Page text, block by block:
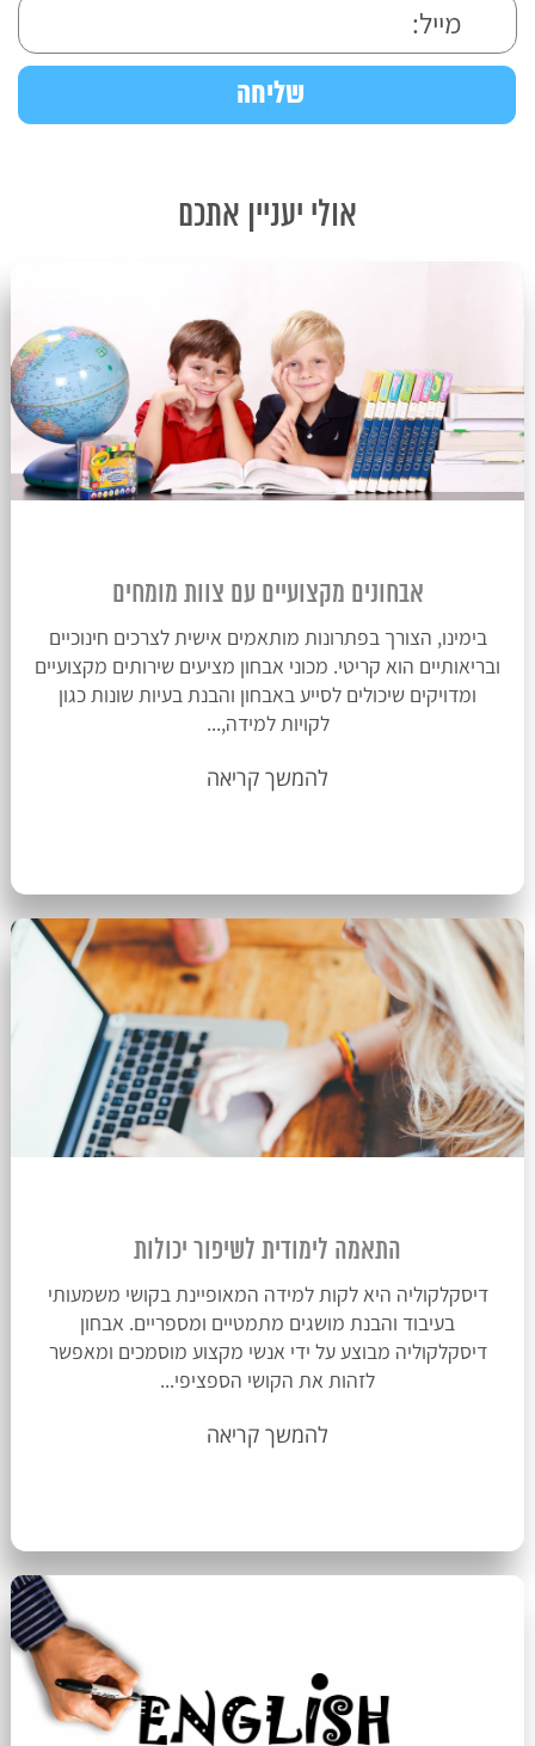
אולי יעניין אתכם
אבחונים מקצועיים עם צוות מומחים
בימינו, הצורך בפתרונות מותאמים אישית לצרכים חינוכיים
ובריאותיים הוא קריטי. מכוני אבחון מציעים שירותים מקצועיים
ומדויקים שיכולים לסייע באבחון והבנת בעיות שונות כגון
לקויות למידה,...
להמשך קריאה
התאמה לימודית לשיפור יכולות
דיסקלקוליה היא לקות למידה המאופיינת בקושי משמעותי
בעיבוד והבנת מושגים מתמטיים ומספריים. אבחון
דיסקלקוליה מבוצע על ידי אנשי מקצוע מוסמכים ומאפשר
לזהות את הקושי הספציפי...
להמשך קריאה